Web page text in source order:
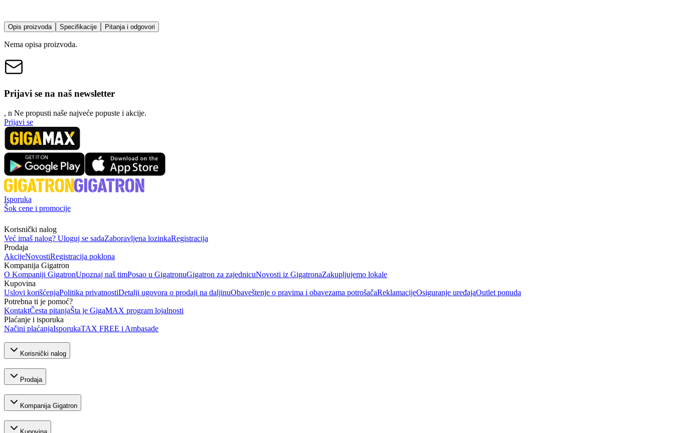
Opis proizvoda Specifikacije Pitanja i odgovori
Nema opisa proizvoda.
Prijavi se na naš newsletter
, n Ne propusti naše najveće popuste i akcije.
Prijavi se
Isporuka
Šok cene i promocije
Korisnički nalog
Već imaš nalog? Uloguj se sadaZaboravljena lozinkaRegistracija
Prodaja
AkcijeNovostiRegistracija poklona
Kompanija Gigatron
O Kompaniji GigatronUpoznaj naš timPosao u GigatronuGigatron za zajednicuNovosti iz GigatronaZakupljujemo lokale
Kupovina
Uslovi korišćenjaPolitika privatnostiDetalji ugovora o prodaji na daljinuObaveštenje o pravima i obavezama potrošačaReklamacijeOsiguranje uređajaOutlet ponuda
Potrebna ti je pomoć?
KontaktČesta pitanjaŠta je GigaMAX program lojalnosti
Plaćanje i isporuka
Načini plaćanjaIsporukaTAX FREE i Ambasade
Korisnički nalog
Prodaja
Kompanija Gigatron